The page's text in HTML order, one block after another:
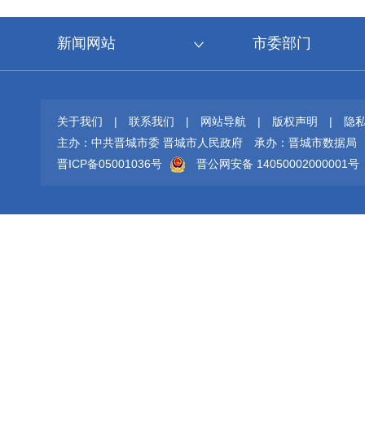
新闻网站 市委部门
关于我们 | 联系我们 | 网站导航 | 版权声明 |
隐
主办：中共晋城市委 晋城市人民政府
承办：晋城市数据局
晋ICP备05001036号
晋公网安备 14050002000001号